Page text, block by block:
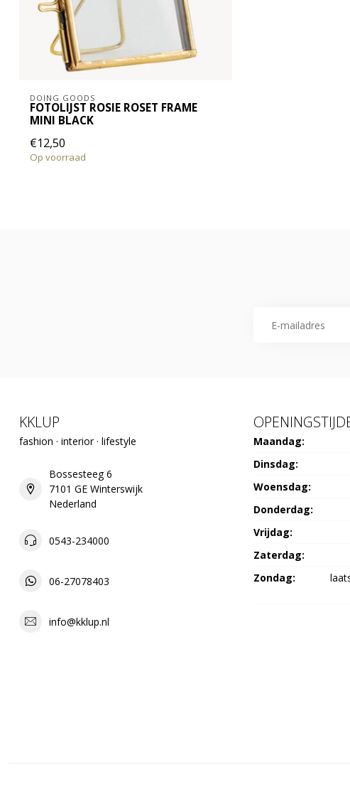
DOING GOODS
FOTOLIJST ROSIE ROSET FRAME
MINI BLACK
€12,50
Op voorraad
KKLUP
fashion · interior · lifestyle
Bossesteeg 6
7101 GE Winterswijk
Nederland
0543-234000
06-27078403
info@kklup.nl
Maandag:
Dinsdag:
Woensdag:
Donderdag:
Vrijdag:
Zaterdag:
Zondag: